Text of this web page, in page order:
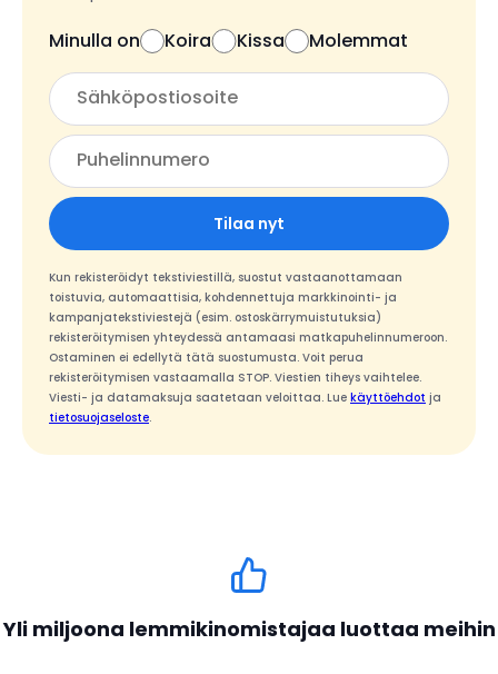
Minulla on Koira Kissa Molemmat
Tilaa nyt
Kun rekisteröidyt tekstiviestillä, suostut vastaanottamaan
toistuvia, automaattisia, kohdennettuja markkinointi- ja
kampanjatekstiviestejä (esim. ostoskärrymuistutuksia)
rekisteröitymisen yhteydessä antamaasi matkapuhelinnumeroon.
Ostaminen ei edellytä tätä suostumusta. Voit perua
rekisteröitymisen vastaamalla STOP. Viestien tiheys vaihtelee.
Viesti- ja datamaksuja saatetaan veloittaa. Lue käyttöehdot ja
tietosuojaseloste.
Yli miljoona lemmikinomistajaa luottaa meihin